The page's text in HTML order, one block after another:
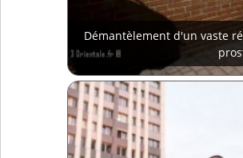
Démantèlement d'un vaste